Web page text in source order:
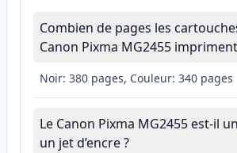
Combien de pages les
Canon Pixma MG2455
Noir: 380 pages, Couleur: 340 pages
Le Canon Pixma MG2455 est-il
un jet d’encre ?